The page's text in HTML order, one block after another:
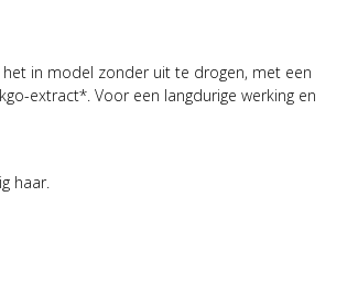
in model zonder uit te drogen, met een
extract*. Voor een langdurige werking en
haar.